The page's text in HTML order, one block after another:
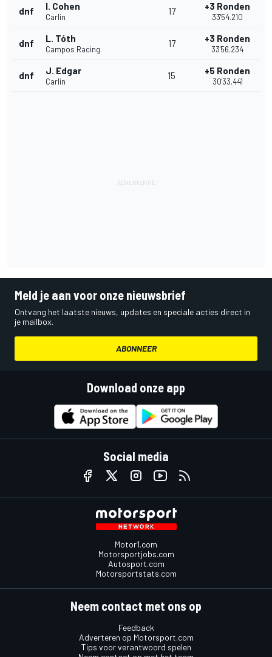
dnf I. Cohen
Carlin
17 +3 Ronden
33'54.210
dnf L. Tóth
Campos Racing
17 +3 Ronden
33'56.234
dnf J. Edgar
Carlin
15 +5 Ronden
30'33.441
Meld je aan voor onze nieuwsbrief
Ontvang het laatste nieuws, updates en speciale acties direct in
je mailbox.
ABONNEER
Download onze app
Social media
Motor1.com
Motorsportjobs.com
Autosport.com
Motorsportstats.com
Neem contact met ons op
Feedback
Adverteren op Motorsport.com
Tips voor verantwoord spelen